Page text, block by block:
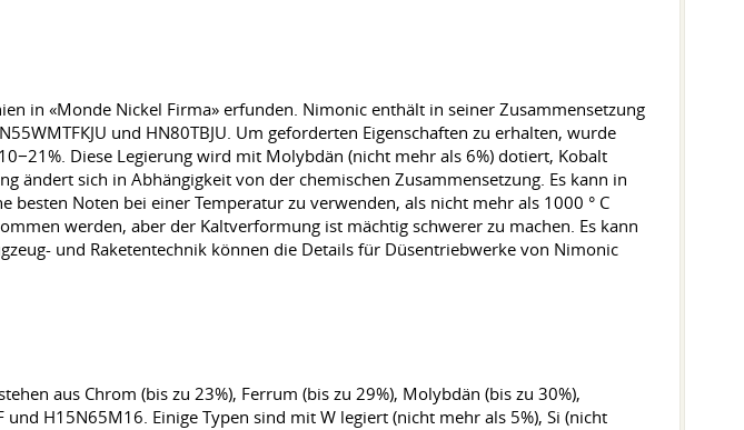
in «Monde Nickel Firma» erfunden. Nimonic enthält in seiner Zusammensetzung
und HN80ТBJU. Um geforderten Eigenschaften zu erhalten, wurde
Diese Legierung wird mit Molybdän (nicht mehr als 6%) dotiert, Kobalt
ändert sich in Abhängigkeit von der chemischen Zusammensetzung. Es kann in
Noten bei einer Temperatur zu verwenden, als nicht mehr als 1000 ° C
werden, aber der Kaltverformung ist mächtig schwerer zu machen. Es kann
und Raketentechnik können die Details für Düsentriebwerke von Nimonic
aus Chrom (bis zu 23%), Ferrum (bis zu 29%), Molybdän (bis zu 30%),
H15N65M16. Einige Typen sind mit W legiert (nicht mehr als 5%), Si (nicht